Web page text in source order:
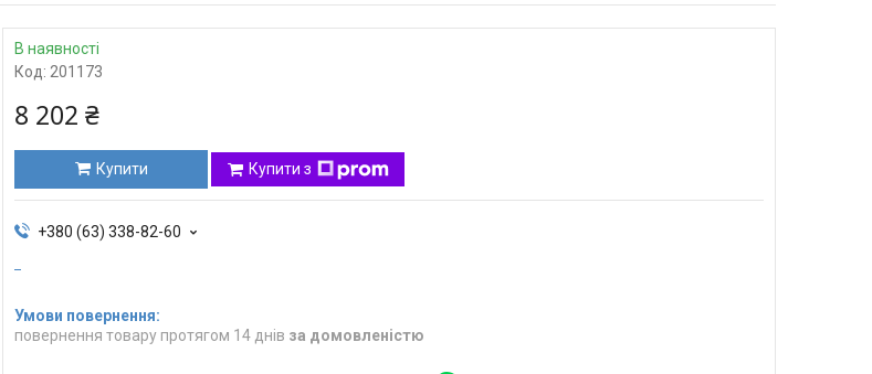
В наявності
Код: 201173
8 202 ₴
Купити Купити з
+380 (63) 338-82-60
повернення товару протягом 14 днів за домовленістю